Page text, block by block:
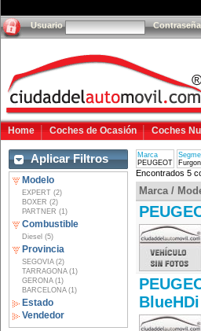
Usuario Contraseña
Home Coches de Ocasión Coches
Aplicar Filtros
Modelo
EXPERT (2)
BOXER (2)
PARTNER (1)
Combustible
Diesel (5)
Provincia
SEGOVIA (2)
TARRAGONA (1)
GERONA (1)
BARCELONA (1)
Estado
Vendedor
Marca
PEUGEOT
Encontrados 5
Marca /